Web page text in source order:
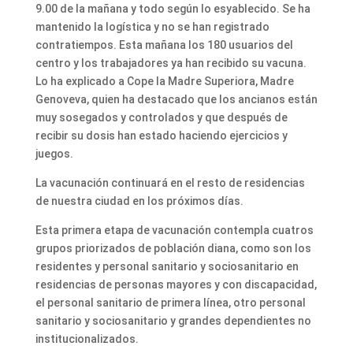
9.00 de la mañana y todo según lo esyablecido. Se ha
mantenido la logística y no se han registrado
contratiempos. Esta mañana los 180 usuarios del
centro y los trabajadores ya han recibido su vacuna.
Lo ha explicado a Cope la Madre Superiora, Madre
Genoveva, quien ha destacado que los ancianos están
muy sosegados y controlados y que después de
recibir su dosis han estado haciendo ejercicios y
juegos.
La vacunación continuará en el resto de residencias
de nuestra ciudad en los próximos días.
Esta primera etapa de vacunación contempla cuatros
grupos priorizados de población diana, como son los
residentes y personal sanitario y sociosanitario en
residencias de personas mayores y con discapacidad,
el personal sanitario de primera línea, otro personal
sanitario y sociosanitario y grandes dependientes no
institucionalizados.